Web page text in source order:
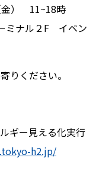
金） 11~18時
ミナル２F イベン
りください。
ギー見える化実行
h2.jp/